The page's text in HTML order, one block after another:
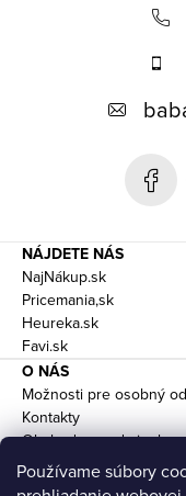
Používame súbory
NÁJDETE NÁS
NajNákup.sk
Pricemania,sk
Heureka.sk
Favi.sk
O NÁS
Možnosti pre osobný
Kontakty
Obchodne podmienky
Doprava